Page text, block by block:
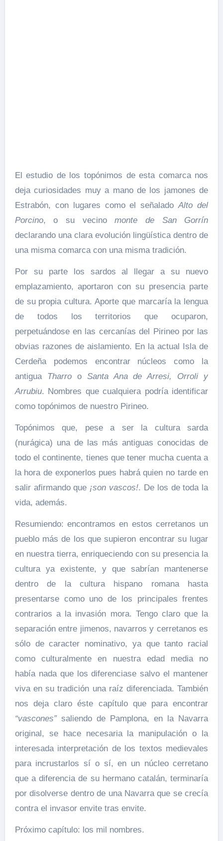
El estudio de los topónimos de esta comarca nos
deja curiosidades muy a mano de los jamones de
Estrabón, con lugares como el señaladoAlto del
Porcino, o su vecinomonte de San Gorrín
declarando una clara evolución lingüística dentro de
una misma comarca con una misma tradición.
Por su parte los sardos al llegar a su nuevo
emplazamiento, aportaron con su presencia parte
de su propia cultura. Aporte que marcaría la lengua
de todos los territorios que ocuparon,
perpetuándose en las cercanías del Pirineo por las
obvias razones de aislamiento. En la actual Isla de
Cerdeña podemos encontrar núcleos como la
antigua Tharroo Santa Ana de Arresi, Orroli y
Arrubiu. Nombres que cualquiera podría identificar
como topónimos de nuestro Pirineo.
Topónimos que, pese a ser la cultura sarda
(nurágica) una de las más antiguas conocidas de
todo el continente, tienes que tener mucha cuenta a
la hora de exponerlos pues habrá quien no tarde en
salir afirmando que ¡son vascos!. De los de toda la
vida, además.
Resumiendo: encontramos en estos cerretanos un
pueblo más de los que supieron encontrar su lugar
en nuestra tierra, enriqueciendo con su presencia la
cultura ya existente, y que sabrían mantenerse
dentro de la cultura hispano romana hasta
presentarse como uno de los principales frentes
contrarios a la invasión mora. Tengo claro que la
separación entre jimenos, navarros y cerretanos es
sólo de caracter nominativo, ya que tanto racial
como culturalmente en nuestra edad media no
había nada que los diferenciase salvo el mantener
viva en su tradición una raíz diferenciada. También
nos deja claro éste capítulo que para encontrar
“vascones”saliendo de Pamplona, en la Navarra
original, se hace necesaria la manipulación o la
interesada interpretación de los textos medievales
para incrustarlos sí o sí, en un núcleo cerretano
que a diferencia de su hermano catalán, terminaría
por disolverse dentro de una Navarra que se crecía
contra el invasor envite tras envite.
Próximo capítulo: los mil nombres.